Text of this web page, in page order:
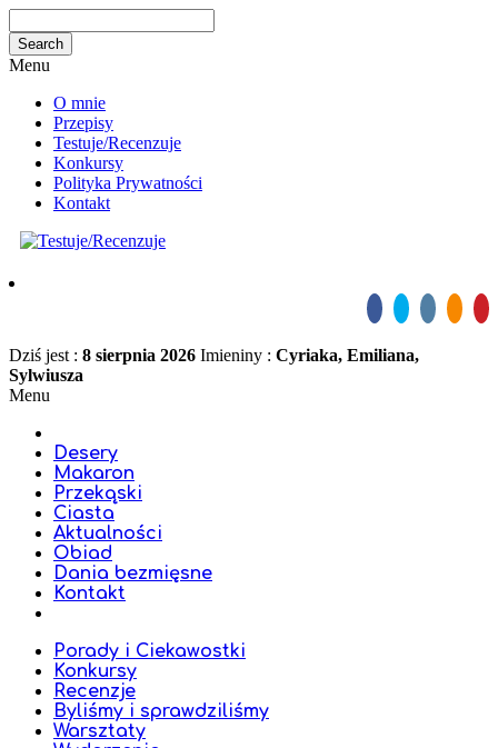
Menu
O mnie
Przepisy
Testuje/Recenzuje
Konkursy
Polityka Prywatności
Kontakt
Dziś jest : 8 sierpnia 2026 Imieniny : Cyriaka, Emiliana,
Sylwiusza
Menu
Desery
Makaron
Przekąski
Ciasta
Aktualności
Obiad
Dania bezmięsne
Kontakt
Porady i Ciekawostki
Konkursy
Recenzje
Byliśmy i sprawdziliśmy
Warsztaty